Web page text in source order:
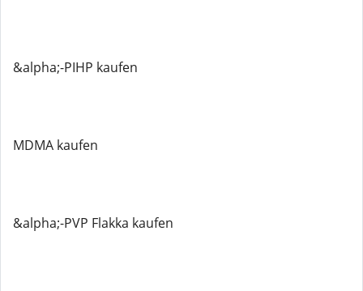
&alpha;-PIHP kaufen
MDMA kaufen
&alpha;-PVP Flakka kaufen